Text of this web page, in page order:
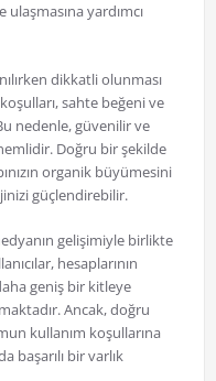
yardımcı
dikkatli olunması
sahte beğeni ve
nedenle, güvenilir ve
Doğru bir şekilde
organik büyümesini
güçlendirebilir.
gelişimiyle birlikte
hesaplarının
geniş bir kitleye
Ancak, doğru
kullanım koşullarına
başarılı bir varlık